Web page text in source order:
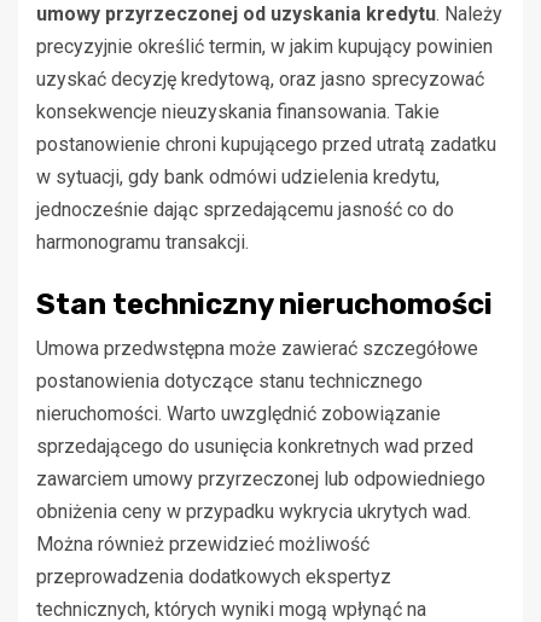
umowy przyrzeczonej od uzyskania kredytu. Należy
precyzyjnie określić termin, w jakim kupujący powinien
uzyskać decyzję kredytową, oraz jasno sprecyzować
konsekwencje nieuzyskania finansowania. Takie
postanowienie chroni kupującego przed utratą zadatku
w sytuacji, gdy bank odmówi udzielenia kredytu,
jednocześnie dając sprzedającemu jasność co do
harmonogramu transakcji.
Stan techniczny nieruchomości
Umowa przedwstępna może zawierać szczegółowe
postanowienia dotyczące stanu technicznego
nieruchomości. Warto uwzględnić zobowiązanie
sprzedającego do usunięcia konkretnych wad przed
zawarciem umowy przyrzeczonej lub odpowiedniego
obniżenia ceny w przypadku wykrycia ukrytych wad.
Można również przewidzieć możliwość
przeprowadzenia dodatkowych ekspertyz
technicznych, których wyniki mogą wpłynąć na